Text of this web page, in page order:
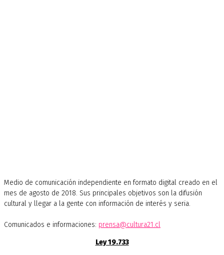
Medio de comunicación independiente en formato digital creado en el
mes de agosto de 2018. Sus principales objetivos son la difusión
cultural y llegar a la gente con información de interés y seria.
Comunicados e informaciones: prensa@cultura21.cl
Ley 19.733